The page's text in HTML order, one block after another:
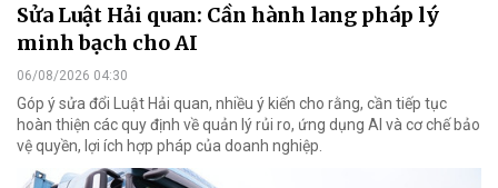
Sửa Luật Hải quan: Cần hành lang pháp lý
minh bạch cho AI
06/08/2026 04:30
Góp ý sửa đổi Luật Hải quan, nhiều ý kiến cho rằng, cần tiếp tục
hoàn thiện các quy định về quản lý rủi ro, ứng dụng AI và cơ chế bảo
vệ quyền, lợi ích hợp pháp của doanh nghiệp.